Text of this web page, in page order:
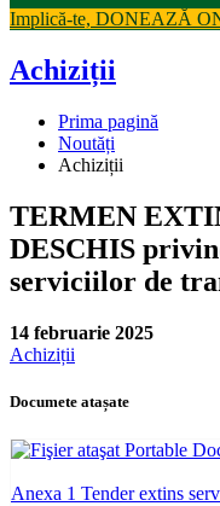
Implică-te, DONEAZĂ
Achiziții
Prima pagină
Noutăți
Achiziții
TERMEN
DESCHIS
serviciilor de
14 februarie 2025
Achiziții
Documete atașate
Anexa 1 Tender extins